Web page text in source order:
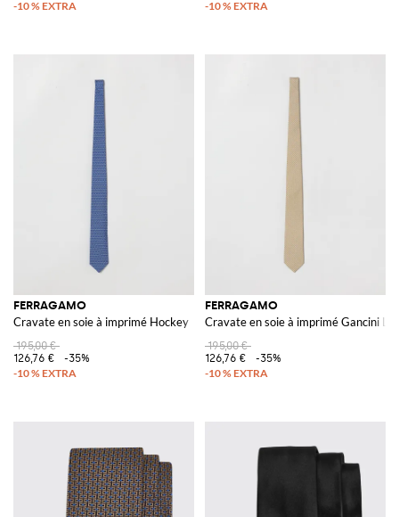
FERRAGAMO
Cravate en soie à imprimé Hockey
195,00 €
126,76 €
-35%
FERRAGAMO
Cravate en soie à imprimé Gancini
195,00 €
126,76 €
-35%